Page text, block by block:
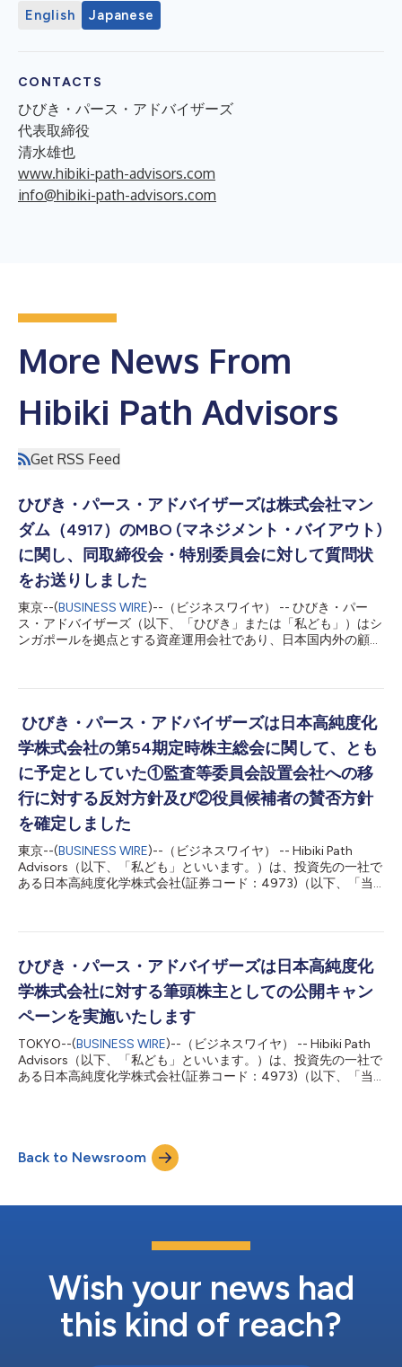
English Japanese
CONTACTS
ひびき・パース・アドバイザーズ
代表取締役
清水雄也
www.hibiki-path-advisors.com
info@hibiki-path-advisors.com
More News From
Hibiki Path Advisors
Get RSS Feed
ひびき・パース・アドバイザーズは株式会社マン
ダム（4917）のMBO (マネジメント・バイアウト)
に関し、同取締役会・特別委員会に対して質問状
をお送りしました
東京--(BUSINESS WIRE)--（ビジネスワイヤ） -- ひびき・パー
ス・アドバイザーズ（以下、「ひびき」または「私ども」）はシ
ンガポールを拠点とする資産運用会社であり、日本国内外の顧客
式について、2024年７月より取得を開始し、運用をして参りま
造改革と成長を応援し、株主として積極的にエンゲージメントも
して参りました。そして、直近、2025年9月10日には、カロン
ホールディングス株式会社による公開買付価格1,960円、株式時
価総額評価で885億円の公開買付（TOB）が発表されました。こ
れは、CVCの支援による、創業家によるMBOという位置づけと
されております。 私どもとしては、この度の創業家とCVCによ
るMBO及び非公開化のご英断に関し、先ずは一株主として純粋に
敬意を表したいと存じます。現在の構造改革をやり切り、将来の
持続的成長の土台を固めるため、様々な知見を有するプライベー
ト・エクイティ投資会社と連携...
ひびき・パース・アドバイザーズは日本高純度化
学株式会社の第54期定時株主総会に関して、とも
に予定としていた①監査等委員会設置会社への移
行に対する反対方針及び②役員候補者の賛否方針
を確定しました
東京--(BUSINESS WIRE)--（ビジネスワイヤ） -- Hibiki Path
Advisors（以下、「私ども」といいます。）は、投資先の一社で
ある日本高純度化学株式会社(証券コード：4973)（以下、「当
査等委員会設置会社への移行（第1号議案）及び②役員の選任
日にリリースした趣意書（以下、「同趣意書」といいます。）の
中で「予定」とした上で、当社との対話を求め続けて参りまし
た。然しながら、同趣意書公表後の当社との対話内容に本質的な
進捗が見られない状況を踏まえ、本日、同趣意書記載の内容で私
どもの方針を確定させたことをここに表明致します。 6月1日付
趣意書において、以上の各議案に対する方針を予定した論拠につ
いては、以下リンクより同趣意書を御覧ください。 「日本高純
度化学に対する筆頭株主としての公開キャンペーンの実施につい
ひびき・パース・アドバイザーズは日本高純度化
学株式会社に対する筆頭株主としての公開キャン
ペーンを実施いたします
TOKYO--(BUSINESS WIRE)--（ビジネスワイヤ） -- Hibiki Path
Advisors（以下、「私ども」といいます。）は、投資先の一社で
ある日本高純度化学株式会社(証券コード：4973)（以下、「当
決定いたしました。 当社が上程する渡辺取締役相談役の再任へ
の反対 尚、その他取締役候補につき、小島智敬氏、黒松百亜氏
を除く８名（補欠を含む）に対し反対を予定（※１） 当社が上
主提案（第10号議案）：取締役(社外取締役を除く)に対する株式
に関する定款一部変更の件 株主提案（第12号及び13号議案）：
ROE向上に向けた株主還元の強化（自己株式取得、配当の強化）
書をご参照下さい。 尚、公開キャンペーンの詳細につ...
Back to Newsroom
Wish your news had
this kind of reach?